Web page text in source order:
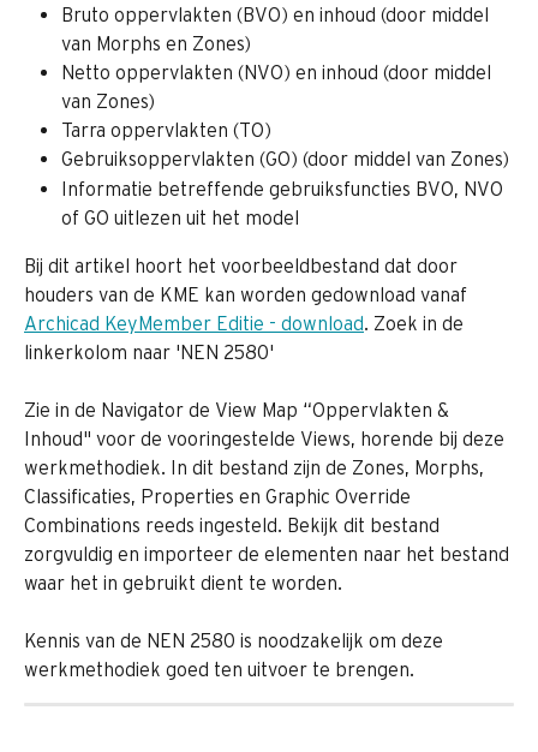
Bruto oppervlakten (BVO) en inhoud (door middel
van Morphs en Zones)
Netto oppervlakten (NVO) en inhoud (door middel
van Zones)
Tarra oppervlakten (TO)
Gebruiksoppervlakten (GO) (door middel van Zones)
Informatie betreffende gebruiksfuncties BVO, NVO
of GO uitlezen uit het model
Bij dit artikel hoort het voorbeeldbestand dat door
houders van de KME kan worden gedownload vanaf
Archicad KeyMember Editie - download. Zoek in de
linkerkolom naar 'NEN 2580'
Zie in de Navigator de View Map “Oppervlakten &
Inhoud" voor de vooringestelde Views, horende bij deze
werkmethodiek. In dit bestand zijn de Zones, Morphs,
Classificaties, Properties en Graphic Override
Combinations reeds ingesteld. Bekijk dit bestand
zorgvuldig en importeer de elementen naar het bestand
waar het in gebruikt dient te worden.
Kennis van de NEN 2580 is noodzakelijk om deze
werkmethodiek goed ten uitvoer te brengen.